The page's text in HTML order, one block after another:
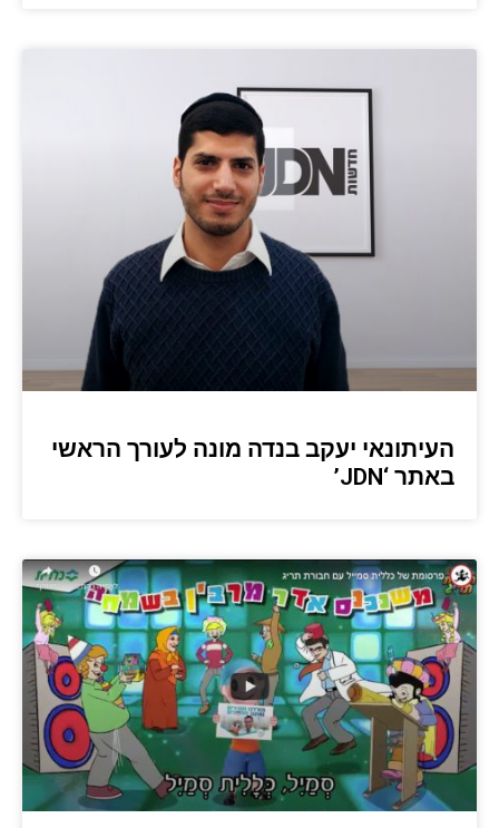
העיתונאי יעקב בנדה מונה לעורך הראשי
באתר ‘JDN’